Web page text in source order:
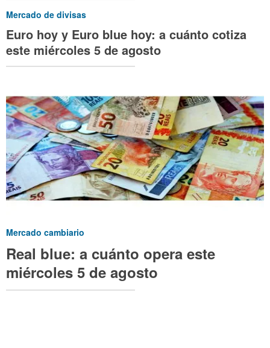
Mercado de divisas
Euro hoy y Euro blue hoy: a cuánto cotiza
este miércoles 5 de agosto
Mercado cambiario
Real blue: a cuánto opera este
miércoles 5 de agosto